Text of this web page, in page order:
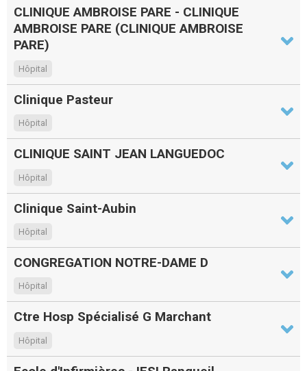
CLINIQUE AMBROISE PARE - CLINIQUE
AMBROISE PARE (CLINIQUE AMBROISE
PARE)
Hôpital
Clinique Pasteur
Hôpital
CLINIQUE SAINT JEAN LANGUEDOC
Hôpital
Clinique Saint-Aubin
Hôpital
CONGREGATION NOTRE-DAME D
Hôpital
Ctre Hosp Spécialisé G Marchant
Hôpital